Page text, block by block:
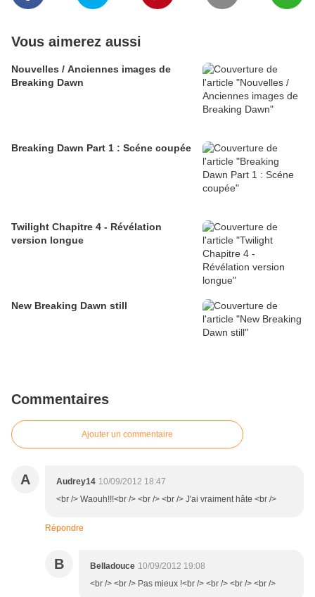
Vous aimerez aussi
Nouvelles / Anciennes images de
Breaking Dawn
Breaking Dawn Part 1 : Scéne coupée
Twilight Chapitre 4 - Révélation
version longue
New Breaking Dawn still
Commentaires
Ajouter un commentaire
A Audrey14 10/09/2012 18:47
<br /> Waouh!!!<br /> <br /> <br /> J'ai vraiment hâte <br />
Répondre
B Belladouce 10/09/2012 19:08
<br /> <br /> Pas mieux !<br /> <br /> <br /> <br />